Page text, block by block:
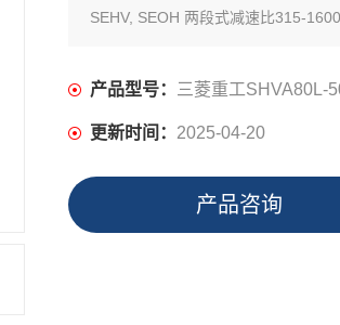
SEHV, SEOH 两段式减速比315-
产品型号： 三菱重工SHVA80L-
更新时间： 2025-04-20
产品咨询